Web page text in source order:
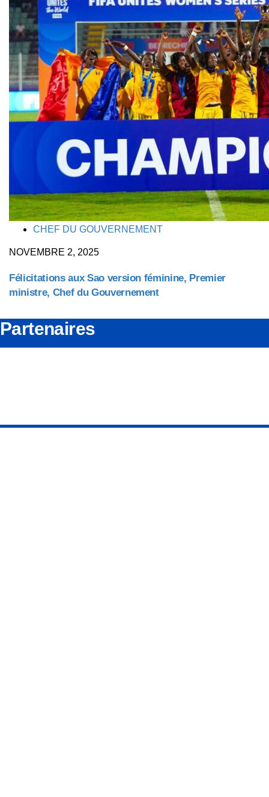
TAGSCHEF DU GOUVERNEMENT
NOVEMBRE 2, 2025
Félicitations aux Sao version féminine, Premier
ministre, Chef du Gouvernement
Partenaires